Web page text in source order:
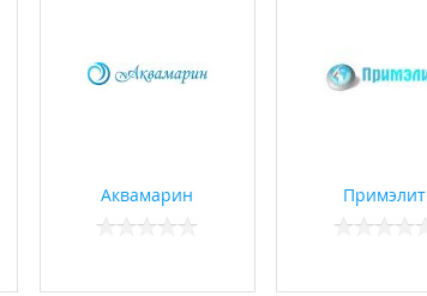
Аквамарин Примэлит